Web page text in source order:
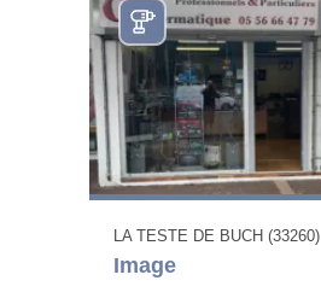
LA TESTE DE BUCH (33260)
Image